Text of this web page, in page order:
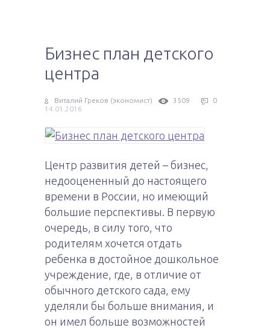
Бизнес план детского
центра
Виталий Греков (экономист)
14.01.2016
3509 0
Центр развития детей – бизнес,
недооцененный до настоящего
времени в России, но имеющий
большие перспективы. В первую
очередь, в силу того, что
родителям хочется отдать
ребенка в достойное дошкольное
учреждение, где, в отличие от
обычного детского сада, ему
уделяли бы больше внимания, и
он имел больше возможностей